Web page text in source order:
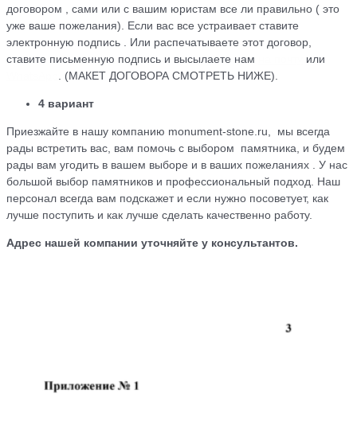
договором , сами или с вашим юристам все ли правильно ( это
уже ваше пожелания). Если вас все устраивает ставите
электронную подпись . Или распечатываете этот договор,
ставите письменную подпись и высылаете нам
или
. (МАКЕТ ДОГОВОРА СМОТРЕТЬ НИЖЕ).
4 вариант
Приезжайте в нашу компанию monument-stone.ru, мы всегда
рады встретить вас, вам помочь с выбором памятника, и будем
рады вам угодить в вашем выборе и в ваших пожеланиях . У нас
большой выбор памятников и профессиональный подход. Наш
персонал всегда вам подскажет и если нужно посоветует, как
лучше поступить и как лучше сделать качественно работу.
Адрес нашей компании уточняйте у консультантов.